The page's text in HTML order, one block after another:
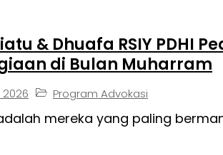
& Dhuafa RSIY PDHI
di Bulan Muharram
2026 Program Advokasi
mereka yang paling